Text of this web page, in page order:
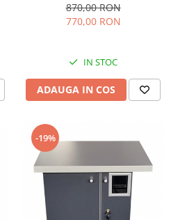
870,00 RON
770,00 RON
IN STOC
ADAUGA IN COS
-19%